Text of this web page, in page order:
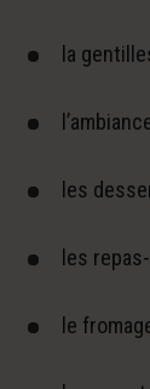
la
les
les
le